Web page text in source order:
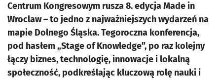
Centrum Kongresowym rusza 8. edycja Made in
Wroclaw – to jedno z najważniejszych wydarzeń na
mapie Dolnego Śląska. Tegoroczna konferencja,
pod hasłem „Stage of Knowledge”, po raz kolejny
łączy biznes, technologię, innowacje i lokalną
społeczność, podkreślając kluczową rolę nauki i